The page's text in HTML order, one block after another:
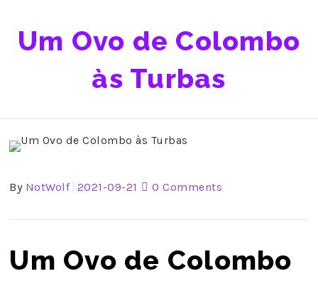
Um Ovo de Colombo
às Turbas
By NotWolf 2021-09-21 0 Comments
Um Ovo de Colombo